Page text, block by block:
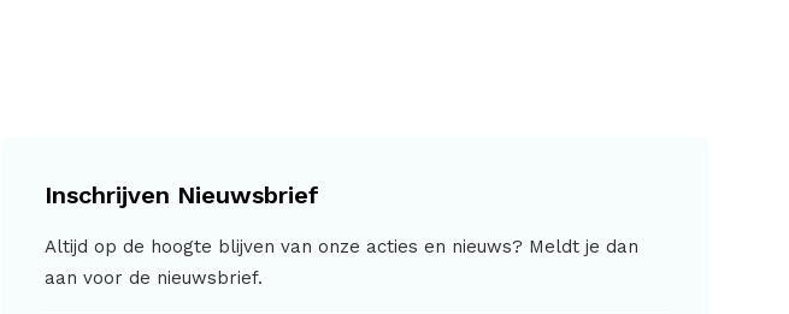
Inschrijven Nieuwsbrief
Altijd op de hoogte blijven van onze acties en nieuws? Meldt je dan
aan voor de nieuwsbrief.